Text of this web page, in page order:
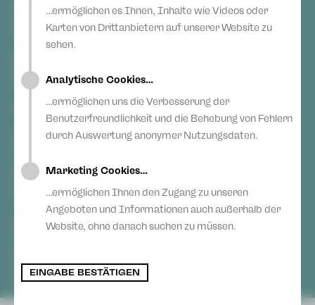
…ermöglichen es Ihnen, Inhalte wie Videos oder
Karten von Drittanbietern auf unserer Website zu
sehen.
Analytische Cookies…
…ermöglichen uns die Verbesserung der
Benutzerfreundlichkeit und die Behebung von Fehlern
durch Auswertung anonymer Nutzungsdaten.
Marketing Cookies…
…ermöglichen Ihnen den Zugang zu unseren
Angeboten und Informationen auch außerhalb der
Website, ohne danach suchen zu müssen.
EINGABE BESTÄTIGEN
Erklärung zur Barrierefreiheit
Teilnahmebedingungen Ticketlotterie
Instagram
Blog
Vogtlandtheater Plauen
08523 Plauen
Hauptmarkt
08056 Zwickau
Vogtlandtheater Plauen
Di, Do + Fr 10–18 Uhr
Mi 10–15 Uhr
Sa 10–13 Uhr
Gewandhaus Zwickau
Mi 10–15 Uhr
Sa 10–13 Uhr